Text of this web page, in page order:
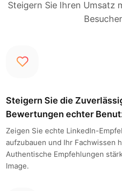
Steigern Sie Ihren Umsatz
Steigern Sie die
Bewertungen echter
Zeigen Sie echte LinkedIn-
aufzubauen und Ihr Fachwissen
Authentische Empfehlungen
Image.